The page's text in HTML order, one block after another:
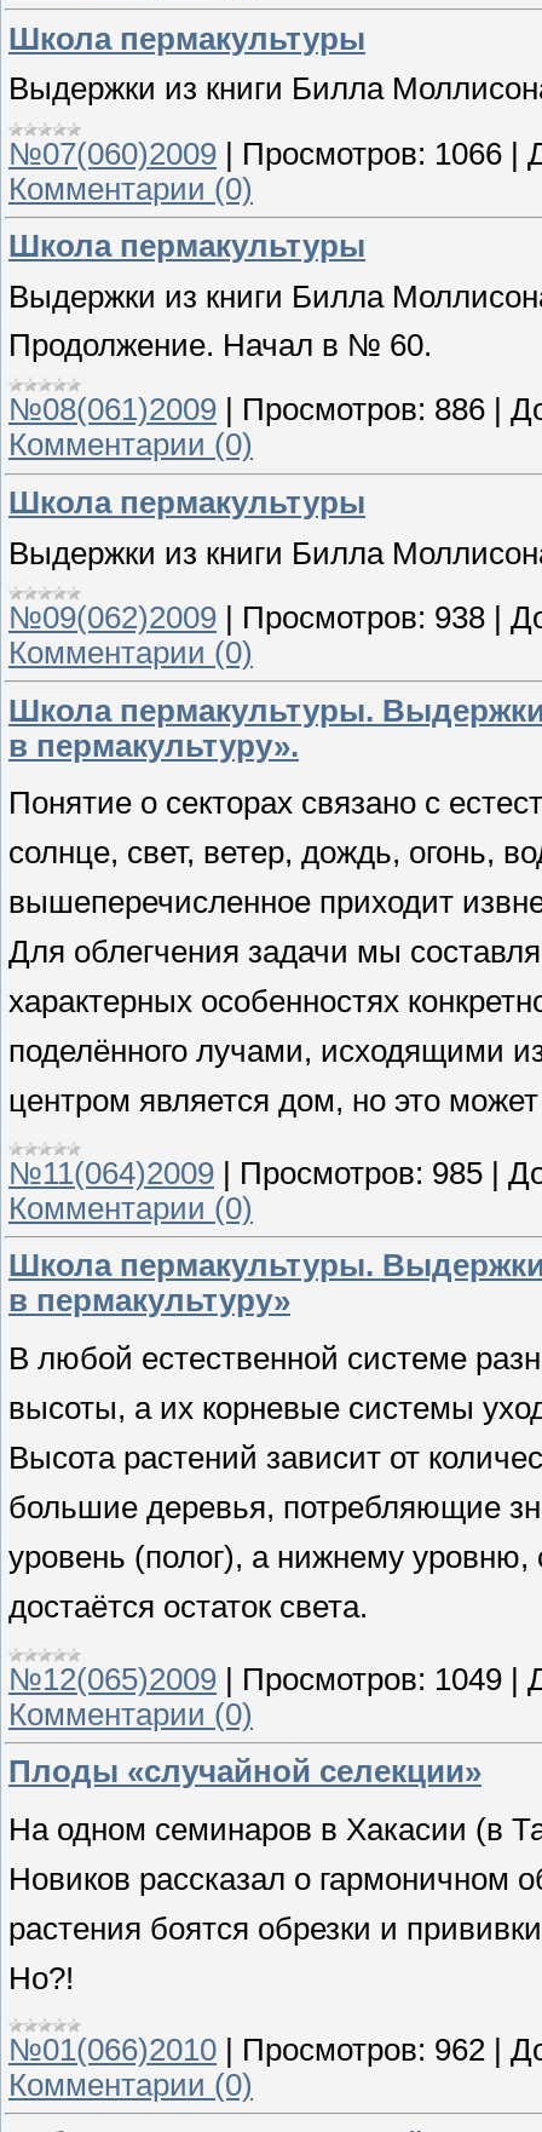
Школа пермакультуры
Выдержки из книги Билла
№07(060)2009
Просмотров: 1066
Комментарии (0)
Школа пермакультуры
Выдержки из книги Билла
Продолжение. Начал в № 60.
№08(061)2009
Просмотров: 886
Комментарии (0)
Школа пермакультуры
Выдержки из книги Билла
№09(062)2009
Просмотров: 938
Комментарии (0)
Школа пермакультуры.
в пермакультуру».
Понятие о секторах связано с
солнце, свет, ветер, дождь, огонь,
вышеперечисленное приходит
Для облегчения задачи мы
характерных особенностях
поделённого лучами, исходящими
центром является дом, но это
№11(064)2009 Просмотров: 985
Комментарии (0)
Школа пермакультуры.
в пермакультуру»
В любой естественной системе
высоты, а их корневые системы
Высота растений зависит от
большие деревья, потребляющие
уровень (полог), а нижнему
достаётся остаток света.
№12(065)2009 | Просмотров: 1049 |
Комментарии (0)
Плоды «случайной селекции»
На одном семинаров в Хакасии (в
Новиков рассказал о гармоничном
растения боятся обрезки и
Но?!
№01(066)2010 Просмотров: 962
Комментарии (0)